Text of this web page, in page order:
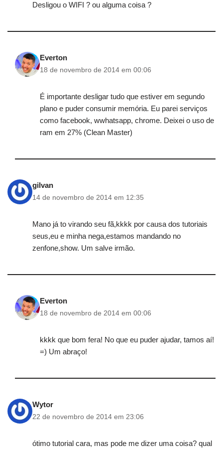
Desligou o WIFI ? ou alguma coisa ?
Everton
18 de novembro de 2014 em 00:06
É importante desligar tudo que estiver em segundo
plano e puder consumir memória. Eu parei serviços
como facebook, wwhatsapp, chrome. Deixei o uso de
ram em 27% (Clean Master)
gilvan
14 de novembro de 2014 em 12:35
Mano já to virando seu fã,kkkk por causa dos tutoriais
seus,eu e minha nega,estamos mandando no
zenfone,show. Um salve irmão.
Everton
18 de novembro de 2014 em 00:06
kkkk que bom fera! No que eu puder ajudar, tamos aí!
=) Um abraço!
Wytor
22 de novembro de 2014 em 23:06
ótimo tutorial cara, mas pode me dizer uma coisa? qual